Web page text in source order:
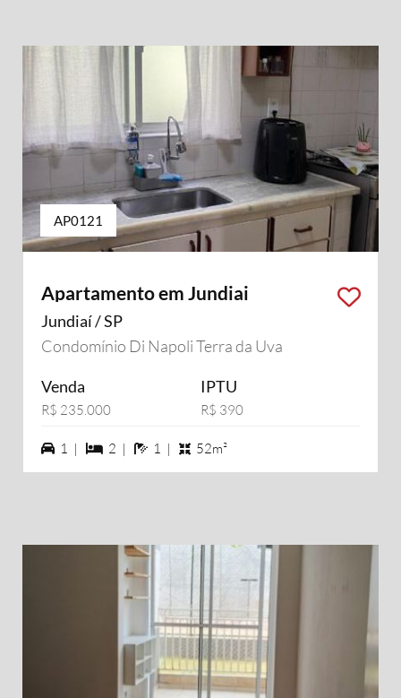
AP0121
Apartamento em Jundiai
Jundiaí / SP
Condomínio Di Napoli Terra da Uva
Venda
R$ 235.000
IPTU
R$ 390
1 vagas na garagem
1 | 2 dormiórios
2 | 1 banheiros
1 | 52m²